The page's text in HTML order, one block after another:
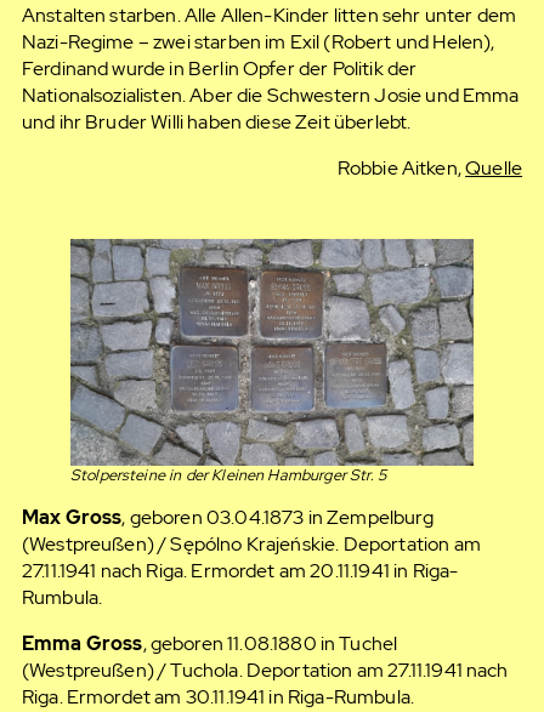
Anstalten starben. Alle Allen-Kinder litten sehr unter dem
Nazi-Regime – zwei starben im Exil (Robert und Helen),
Ferdinand wurde in Berlin Opfer der Politik der
Nationalsozialisten. Aber die Schwestern Josie und Emma
und ihr Bruder Willi haben diese Zeit überlebt.
Robbie Aitken,Quelle
Stolpersteine in der Kleinen Hamburger Str. 5
Max Gross, geboren 03.04.1873 in Zempelburg
(Westpreußen) / Sępólno Krajeńskie. Deportation am
27.11.1941 nach Riga. Ermordet am 20.11.1941 in Riga-
Rumbula.
Emma Gross, geboren 11.08.1880 in Tuchel
(Westpreußen) / Tuchola. Deportation am 27.11.1941 nach
Riga. Ermordet am 30.11.1941 in Riga-Rumbula.